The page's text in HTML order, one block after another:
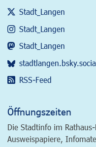
Stadt_Langen
Stadt_Langen
Stadt_Langen
RSS-Feed
Öffnungszeiten
Die Stadtinfo im
Ausweispapiere,